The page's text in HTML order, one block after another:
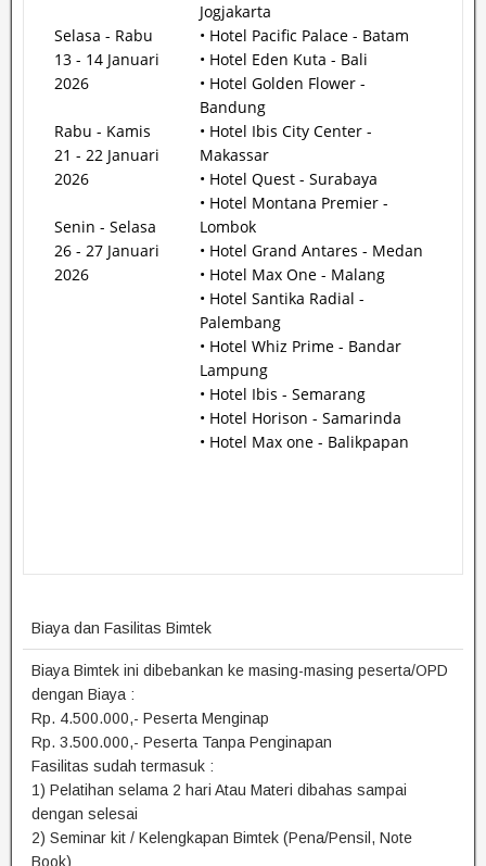
Selasa - Rabu
13 - 14 Januari
2026
Rabu - Kamis
21 - 22 Januari
2026
Senin - Selasa
26 - 27 Januari
2026
Jogjakarta
• Hotel Pacific Palace - Batam
• Hotel Eden Kuta - Bali
• Hotel Golden Flower -
Bandung
• Hotel Ibis City Center -
Makassar
• Hotel Quest - Surabaya
• Hotel Montana Premier -
Lombok
• Hotel Grand Antares - Medan
• Hotel Max One - Malang
• Hotel Santika Radial -
Palembang
• Hotel Whiz Prime - Bandar
Lampung
• Hotel Ibis - Semarang
• Hotel Horison - Samarinda
• Hotel Max one - Balikpapan
Biaya dan Fasilitas Bimtek
Biaya Bimtek ini dibebankan ke masing-masing peserta/OPD
dengan Biaya :
Rp. 4.500.000,- Peserta Menginap
Rp. 3.500.000,- Peserta Tanpa Penginapan
Fasilitas sudah termasuk :
1) Pelatihan selama 2 hari Atau Materi dibahas sampai
dengan selesai
2) Seminar kit / Kelengkapan Bimtek (Pena/Pensil, Note
Book)